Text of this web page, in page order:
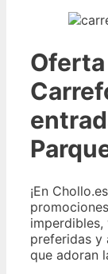
¡En
preferidas y
que adoran